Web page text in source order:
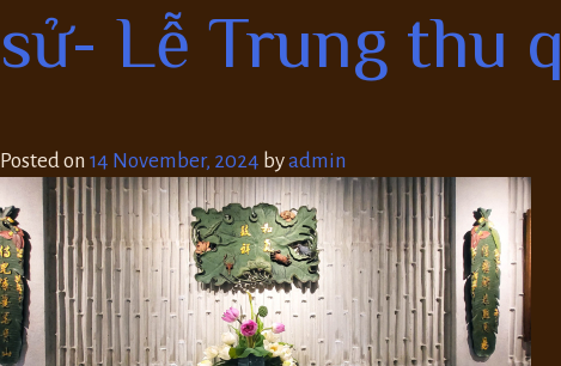
sử- Lễ Trung thu
Posted on 14 November, 2024 byadmin